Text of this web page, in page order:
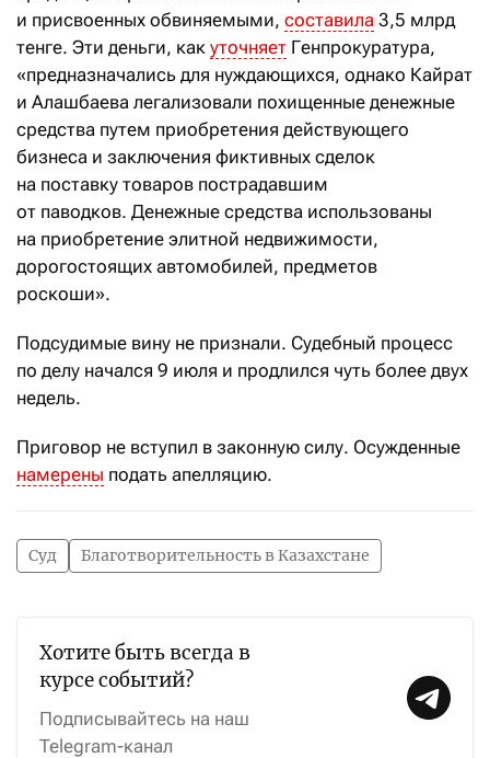
и присвоенных обвиняемыми, составила 3,5 млрд
тенге. Эти деньги, как уточняет Генпрокуратура,
«предназначались для нуждающихся, однако Кайрат
и Алашбаева легализовали похищенные денежные
средства путем приобретения действующего
бизнеса и заключения фиктивных сделок
на поставку товаров пострадавшим
от паводков. Денежные средства использованы
на приобретение элитной недвижимости,
дорогостоящих автомобилей, предметов
роскоши».
Подсудимые вину не признали. Судебный процесс
по делу начался 9 июля и продлился чуть более двух
недель.
Приговор не вступил в законную силу. Осужденные
намерены подать апелляцию.
Суд Благотворительность в Казахстане
Хотите быть всегда в
курсе событий?
Подписывайтесь на наш
Telegram-канал